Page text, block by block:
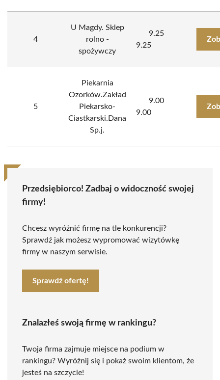
4
U Magdy. Sklep
rolno -
spożywczy
9.25
9.25
5
Piekarnia
Ozorków.Zakład
Piekarsko-
Ciastkarski.Dana
Sp.j.
9.00
9.00
Przedsiębiorco! Zadbaj o widoczność swojej
firmy!
Chcesz wyróżnić firmę na tle konkurencji?
Sprawdź jak możesz wypromować wizytówkę
firmy w naszym serwisie.
Sprawdź ofertę!
Znalazłeś swoją firmę w rankingu?
Twoja firma zajmuje miejsce na podium w
rankingu? Wyróżnij się i pokaż swoim klientom, że
jesteś na szczycie!